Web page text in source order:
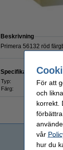
Beskrivning
Primera 56132 röd
Specifikationer
Typ:
Färg:
För att
och
korrekt.
vår
hur du